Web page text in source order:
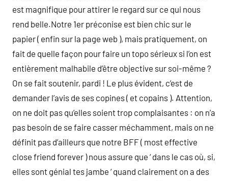
est magnifique pour attirer le regard sur ce qui nous
rend belle.Notre 1er préconise est bien chic sur le
papier ( enfin sur la page web ), mais pratiquement, on
fait de quelle façon pour faire un topo sérieux si l’on est
entièrement malhabile d’être objective sur soi-même ?
On se fait soutenir, pardi ! Le plus évident, c’est de
demander l’avis de ses copines ( et copains ). Attention,
on ne doit pas qu’elles soient trop complaisantes : on n’a
pas besoin de se faire casser méchamment, mais on ne
définit pas d’ailleurs que notre BFF ( most effective
close friend forever ) nous assure que ‘ dans le cas où, si,
elles sont génial tes jambe ‘ quand clairement on a des